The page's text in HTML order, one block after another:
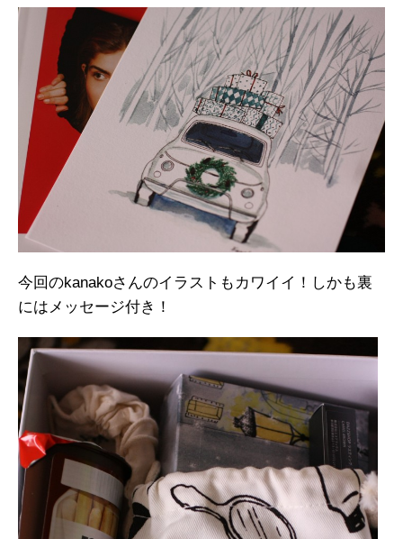
今回のkanakoさんのイラストもカワイイ！しかも裏
にはメッセージ付き！